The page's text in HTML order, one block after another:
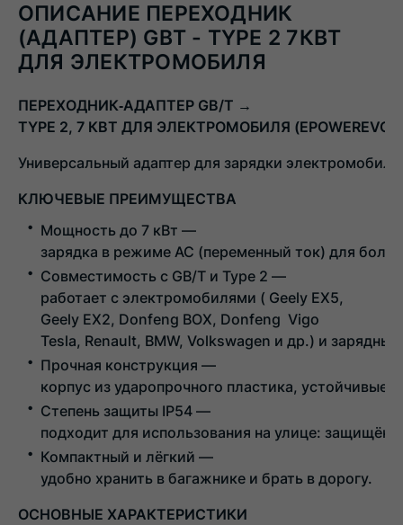
ОПИСАНИЕ ПЕРЕХОДНИК
(АДАПТЕР) GBT - TYPE 2 7КВТ
ДЛЯ ЭЛЕКТРОМОБИЛЯ
ПЕРЕХОДНИК‑АДАПТЕР GB/T →
TYPE 2, 7 КВТ ДЛЯ ЭЛЕКТРОМОБИЛЯ (EPOWEREVO)
Универсальный адаптер для зарядки
КЛЮЧЕВЫЕ ПРЕИМУЩЕСТВА
Мощность до 7кВт —
зарядка врежимеAC (переменный ток) для
Совместимость сGB/Tи Type2 —
работает с электромобилями ( Geely EX5,
Geely EX2, Donfeng BOX, Donfeng Vigo
Tesla, Renault, BMW, Volkswagen и др.) и
Прочная конструкция —
корпусизударопрочного пластика, устойчивые
Степень защиты IP54—
подходит для использования на улице: защищён
Компактный и лёгкий —
удобно хранить вбагажникеи брать вдорогу.
ОСНОВНЫЕ ХАРАКТЕРИСТИКИ